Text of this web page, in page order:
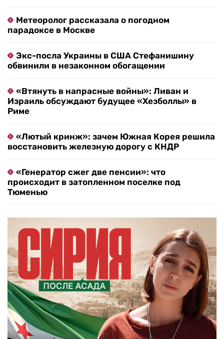
Метеоролог рассказала о погодном
парадоксе в Москве
Экс-посла Украины в США Стефанишину
обвинили в незаконном обогащении
«Втянуть в напрасные войны»: Ливан и
Израиль обсуждают будущее «Хезболлы» в
Риме
«Лютый кринж»: зачем Южная Корея решила
восстановить железную дорогу с КНДР
«Генератор сжег две пенсии»: что
происходит в затопленном поселке под
Тюменью